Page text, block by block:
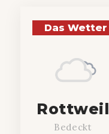
Das Wetter
Rottweil
Bedeckt